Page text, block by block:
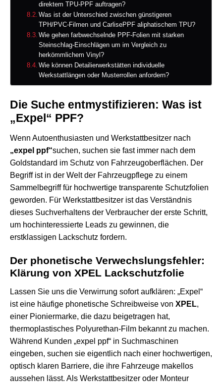
direktem TPU-PPF auftragen?
Was ist der Unterschied zwischen günstigeren
TPH/PVC-Filmen und CarlisePPF aliphatischem TPU?
Wie gehen farbwechselnde PPF-Folien mit starken
Steinschlag-Einschlägen um im Vergleich zu
herkömmlichem Vinyl?
Wie können Detailierwerkstätten individuelle
Werkstattlängen oder Musterrollen anfordern?
Die Suche entmystifizieren: Was ist
„Expel“ PPF?
Wenn Autoenthusiasten und Werkstattbesitzer nach
„expel ppf“suchen, suchen sie fast immer nach dem
Goldstandard im Schutz von Fahrzeugoberflächen. Der
Begriff ist in der Welt der Fahrzeugpflege zu einem
Sammelbegriff für hochwertige transparente Schutzfolien
geworden. Für Werkstattbesitzer ist das Verständnis
dieses Suchverhaltens der Verbraucher der erste Schritt,
um hochinteressierte Leads zu gewinnen, die
erstklassigen Lackschutz fordern.
Der phonetische Verwechslungsfehler:
Klärung von XPEL Lackschutzfolie
Lassen Sie uns die Verwirrung sofort aufklären: „Expel“
ist eine häufige phonetische Schreibweise von XPEL,
einer Pioniermarke, die dazu beigetragen hat,
thermoplastisches Polyurethan-Film bekannt zu machen.
Während Kunden „expel ppf“ in Suchmaschinen
eingeben, suchen sie eigentlich nach einer hochwertigen,
optisch klaren Barriere, die ihre Fahrzeuge makellos
aussehen lässt. Als Werkstattbesitzer oder Monteur